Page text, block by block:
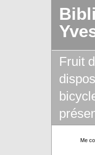
Fruit
Me